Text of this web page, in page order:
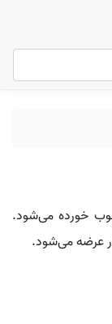
خورده می‌شود.
عرضه می‌شود.